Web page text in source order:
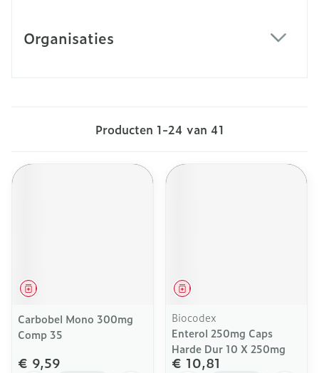
Organisaties
Producten 1-24 van 41
Geneesmiddel
Carbobel Mono 300mg
Comp 35
€ 9,59
Geneesmiddel
Biocodex
Enterol 250mg Caps
Harde Dur 10 X 250mg
€ 10,81